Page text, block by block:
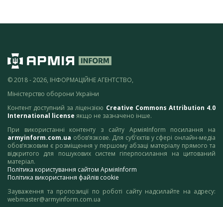
© 2018 - 2026, ІНФОРМАЦІЙНЕ АГЕНТСТВО,
Міністерство оборони України
Контент доступний за ліцензією Creative Commons Attribution 4.0
International license якщо не зазначено інше.
При використанні контенту з сайту АрміяInform посилання на
armyinform.com.ua обов’язкове. Для суб’єктів у сфері онлайн-медіа
обов’язковим є розміщення у першому абзаці матеріалу прямого та
відкритого для пошукових систем гіперпосилання на цитований
матеріал.
Політика користування сайтом АрміяInform
Політика використання файлів cookie
Зауваження та пропозиції по роботі сайту надсилайте на адресу:
webmaster@armyinform.com.ua